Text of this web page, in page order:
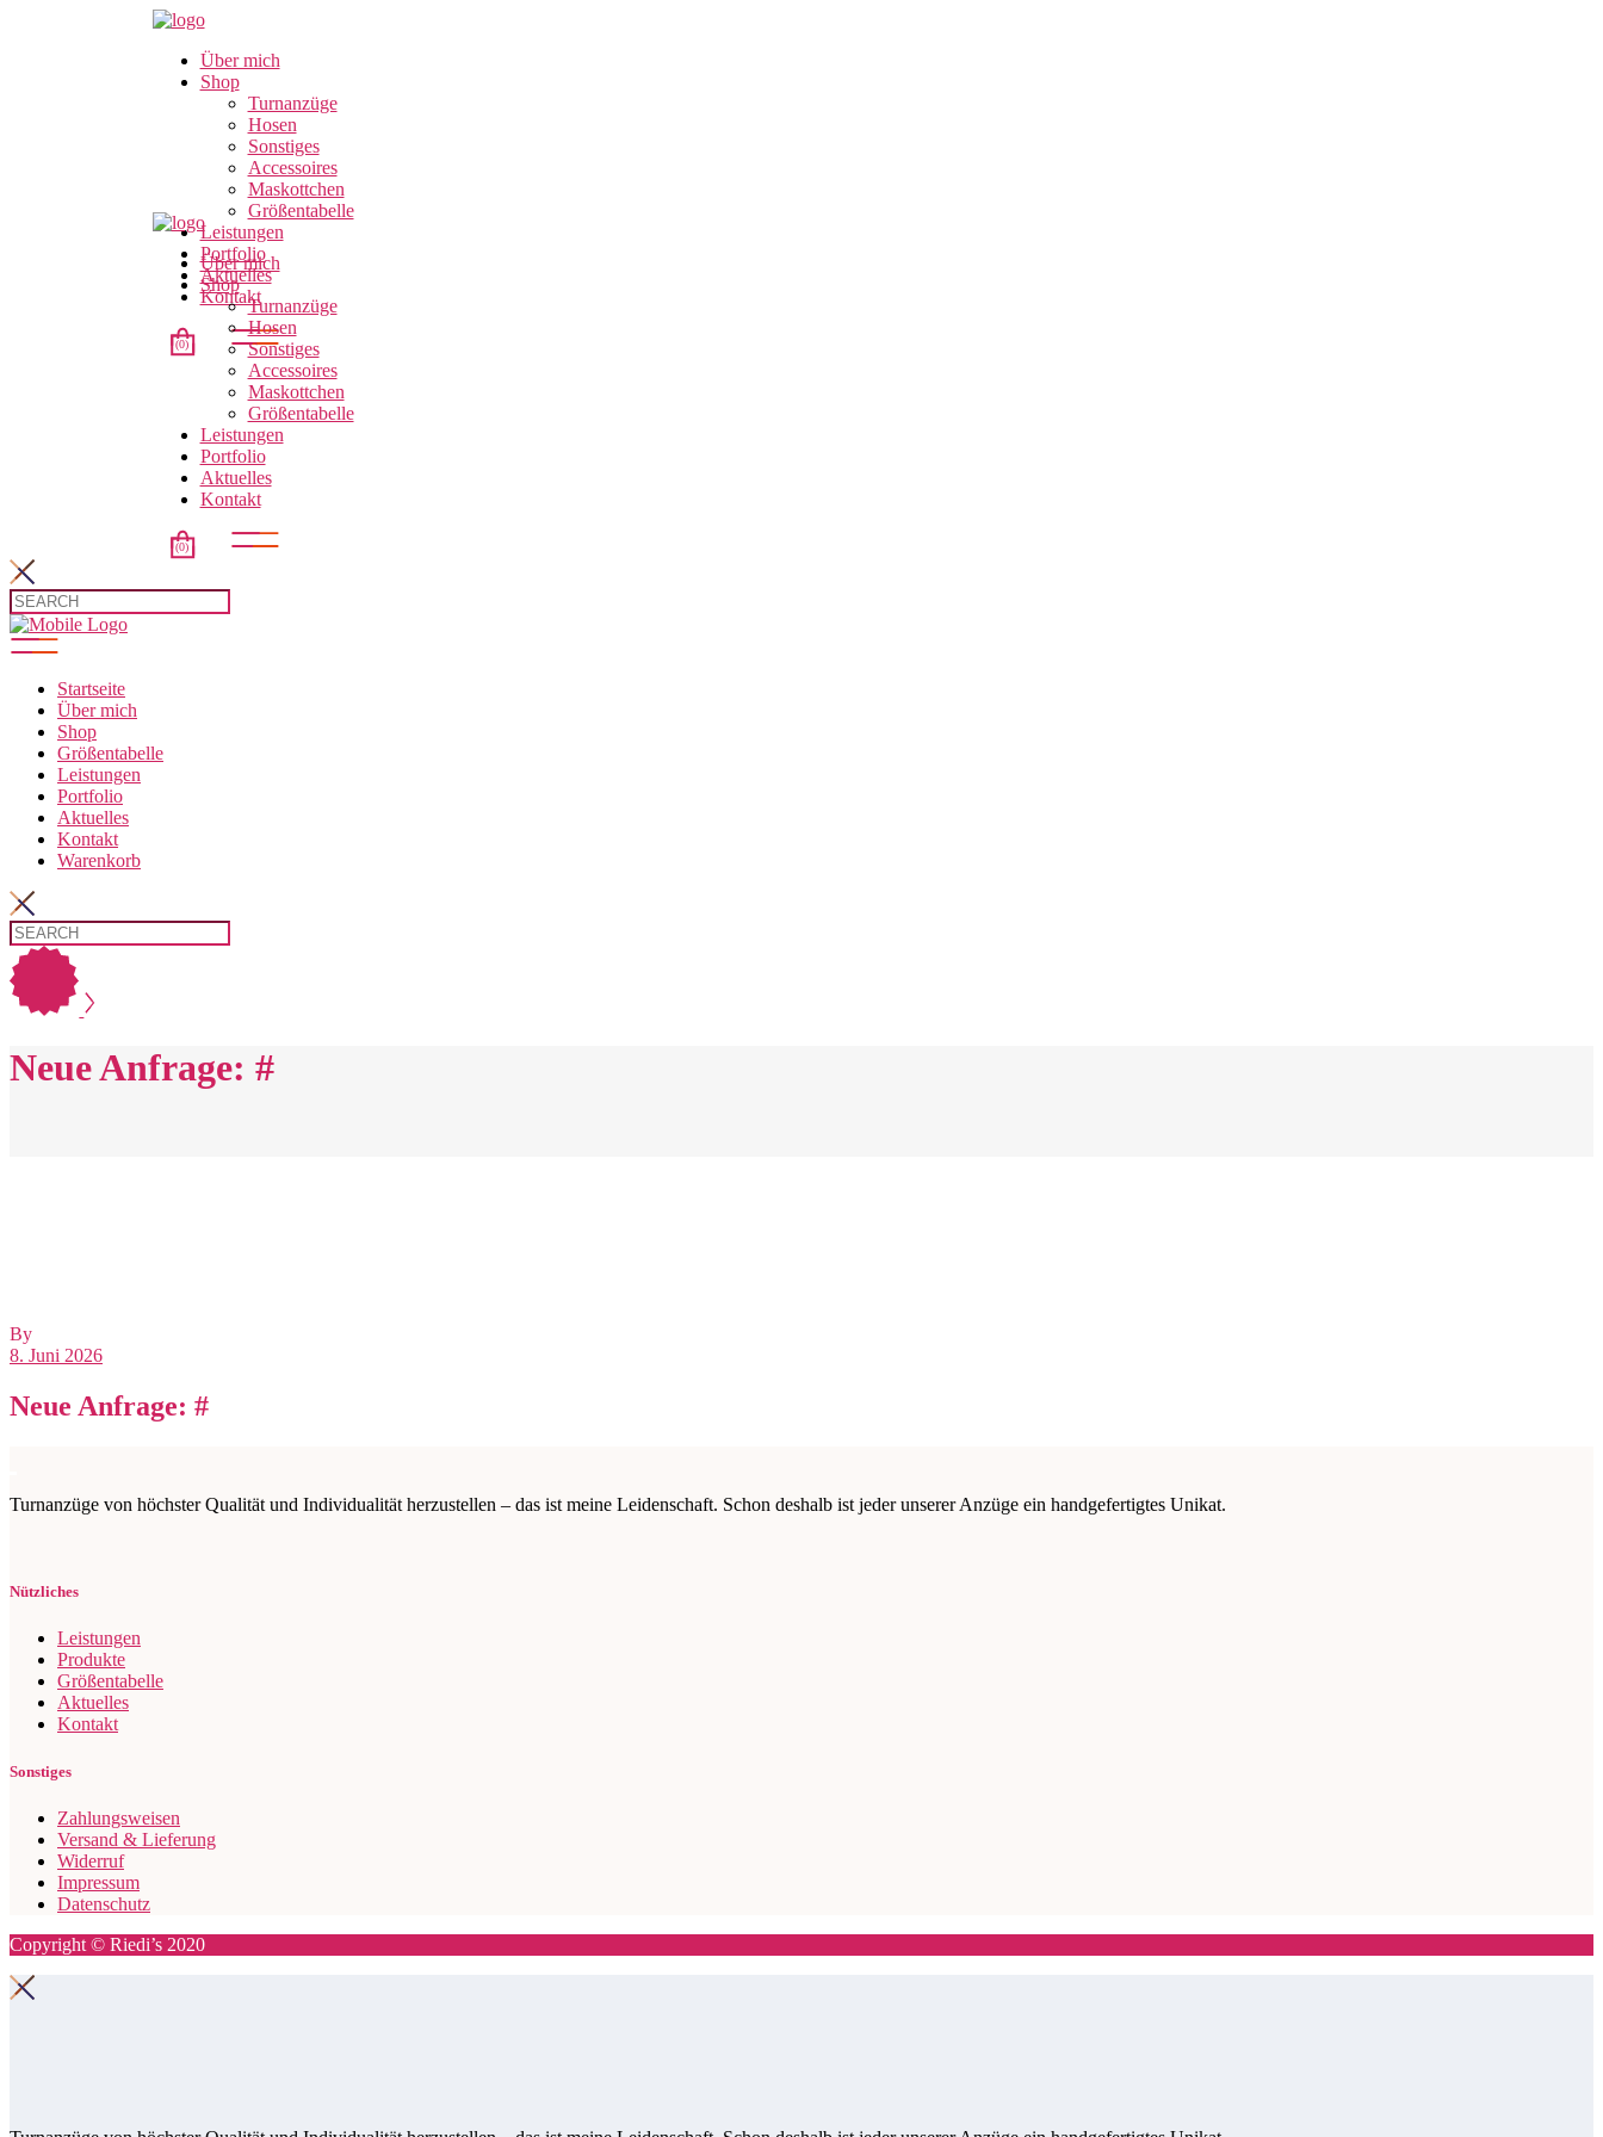
Über mich
Shop
Turnanzüge
Hosen
Sonstiges
Accessoires
Maskottchen
Größentabelle
Leistungen
Portfolio
Aktuelles
Kontakt
(0)
Über mich
Shop
Turnanzüge
Hosen
Sonstiges
Accessoires
Maskottchen
Größentabelle
Leistungen
Portfolio
Aktuelles
Kontakt
(0)
Startseite
Über mich
Shop
Größentabelle
Leistungen
Portfolio
Aktuelles
Kontakt
Warenkorb
Neue Anfrage: #
By
8. Juni 2026
Neue Anfrage: #
Turnanzüge von höchster Qualität und Individualität herzustellen – das ist meine Leidenschaft. Schon deshalb ist jeder unserer Anzüge ein handgefertigtes Unikat.
Nützliches
Leistungen
Produkte
Größentabelle
Aktuelles
Kontakt
Sonstiges
Zahlungsweisen
Versand & Lieferung
Widerruf
Impressum
Datenschutz
Copyright © Riedi’s 2020